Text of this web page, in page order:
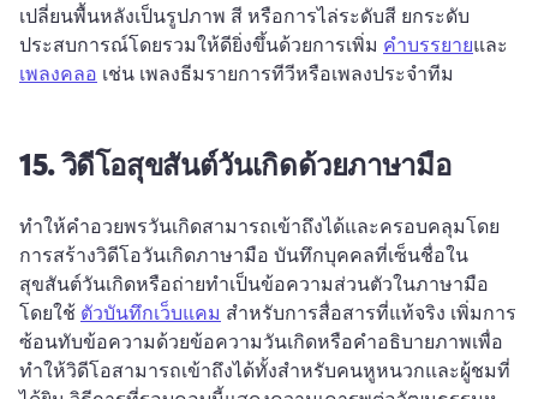
เปลี่ยนพื้นหลังเป็นรูปภาพ สี หรือการไล่ระดับสี ยกระดับ
ประสบการณ์โดยรวมให้ดียิ่งขึ้นด้วยการเพิ่ม คำบรรยายและ
เพลงคลอ เช่น เพลงธีมรายการทีวีหรือเพลงประจำทีม
15.วิดีโอสุขสันต์วันเกิดด้วยภาษามือ
ทําให้คําอวยพรวันเกิดสามารถเข้าถึงได้และครอบคลุมโดย
การสร้างวิดีโอวันเกิดภาษามือ บันทึกบุคคลที่เซ็นชื่อใน
สุขสันต์วันเกิดหรือถ่ายทําเป็นข้อความส่วนตัวในภาษามือ
โดยใช้ ตัวบันทึกเว็บแคม สําหรับการสื่อสารที่แท้จริง เพิ่มการ
ซ้อนทับข้อความด้วยข้อความวันเกิดหรือคําอธิบายภาพเพื่อ
ทําให้วิดีโอสามารถเข้าถึงได้ทั้งสําหรับคนหูหนวกและผู้ชมที่